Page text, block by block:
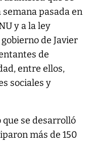
pasada en
y a la ley
de Javier
de
entre ellos,
sociales y
se desarrolló
más de 150